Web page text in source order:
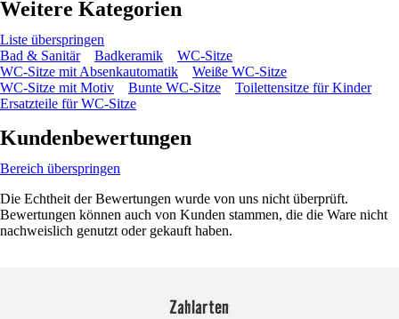
Weitere Kategorien
Liste überspringen
Bad & Sanitär
Badkeramik
WC-Sitze
WC-Sitze mit Absenkautomatik
Weiße WC-Sitze
WC-Sitze mit Motiv
Bunte WC-Sitze
Toilettensitze für Kinder
Ersatzteile für WC-Sitze
Kundenbewertungen
Bereich überspringen
Die Echtheit der Bewertungen wurde von uns nicht überprüft.
Bewertungen können auch von Kunden stammen, die die Ware nicht
nachweislich genutzt oder gekauft haben.
Zahlarten